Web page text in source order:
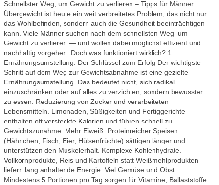
Schnellster Weg, um Gewicht zu verlieren – Tipps für Männer
Übergewicht ist heute ein weit verbreitetes Problem, das nicht nur
das Wohlbefinden, sondern auch die Gesundheit beeinträchtigen
kann. Viele Männer suchen nach dem schnellsten Weg, um
Gewicht zu verlieren — und wollen dabei möglichst effizient und
nachhaltig vorgehen. Doch was funktioniert wirklich? 1.
Ernährungsumstellung: Der Schlüssel zum Erfolg Der wichtigste
Schritt auf dem Weg zur Gewichtsabnahme ist eine gezielte
Ernährungsumstellung. Das bedeutet nicht, sich radikal
einzuschränken oder auf alles zu verzichten, sondern bewusster
zu essen: Reduzierung von Zucker und verarbeiteten
Lebensmitteln. Limonaden, Süßigkeiten und Fertiggerichte
enthalten oft versteckte Kalorien und führen schnell zu
Gewichtszunahme. Mehr Eiweiß. Proteinreicher Speisen
(Hähnchen, Fisch, Eier, Hülsenfrüchte) sättigen länger und
unterstützen den Muskelerhalt. Komplexe Kohlenhydrate.
Vollkornprodukte, Reis und Kartoffeln statt Weißmehlprodukten
liefern lang anhaltende Energie. Viel Gemüse und Obst.
Mindestens 5 Portionen pro Tag sorgen für Vitamine, Ballaststoffe